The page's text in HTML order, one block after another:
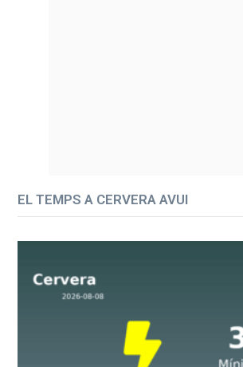
EL TEMPS A CERVERA AVUI